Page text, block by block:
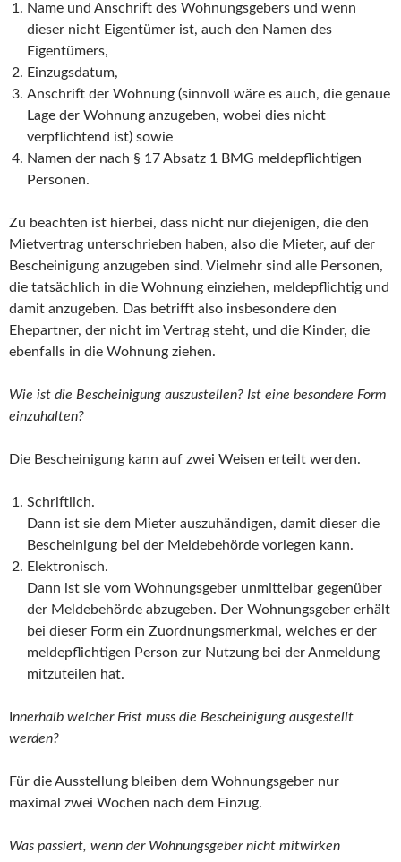
Name und Anschrift des Wohnungsgebers und wenn
dieser nicht Eigentümer ist, auch den Namen des
Eigentümers,
Einzugsdatum,
Anschrift der Wohnung (sinnvoll wäre es auch, die genaue
Lage der Wohnung anzugeben, wobei dies nicht
verpflichtend ist) sowie
Namen der nach § 17 Absatz 1 BMG meldepflichtigen
Personen.
Zu beachten ist hierbei, dass nicht nur diejenigen, die den
Mietvertrag unterschrieben haben, also die Mieter, auf der
Bescheinigung anzugeben sind. Vielmehr sind alle Personen,
die tatsächlich in die Wohnung einziehen, meldepflichtig und
damit anzugeben. Das betrifft also insbesondere den
Ehepartner, der nicht im Vertrag steht, und die Kinder, die
ebenfalls in die Wohnung ziehen.
Wie ist die Bescheinigung auszustellen? Ist eine besondere Form
einzuhalten?
Die Bescheinigung kann auf zwei Weisen erteilt werden.
Schriftlich.
Dann ist sie dem Mieter auszuhändigen, damit dieser die
Bescheinigung bei der Meldebehörde vorlegen kann.
Elektronisch.
Dann ist sie vom Wohnungsgeber unmittelbar gegenüber
der Meldebehörde abzugeben. Der Wohnungsgeber erhält
bei dieser Form ein Zuordnungsmerkmal, welches er der
meldepflichtigen Person zur Nutzung bei der Anmeldung
mitzuteilen hat.
nnerhalb welcher Frist muss die Bescheinigung ausgestellt
werden?
Für die Ausstellung bleiben dem Wohnungsgeber nur
maximal zwei Wochen nach dem Einzug.
Was passiert, wenn der Wohnungsgeber nicht mitwirken